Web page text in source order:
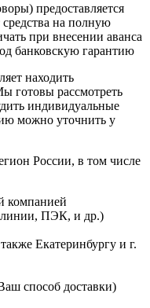
предоставляется
на полную
при внесении аванса
банковскую гарантию
находить
готовы рассмотреть
индивидуальные
можно уточнить у
России, в том числе
компанией
линии, ПЭК, и др.)
Екатеринбургу и г.
способ доставки)